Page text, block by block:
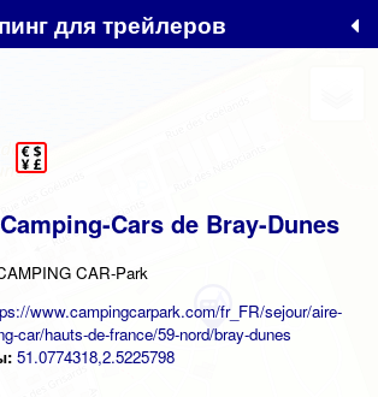
для трейлеров
Cars de Bray-Dunes
CAR-Park
www.campingcarpark.com/fr_FR/sejour/aire-
car/hauts-de-france/59-nord/bray-dunes
51.0774318,2.5225798